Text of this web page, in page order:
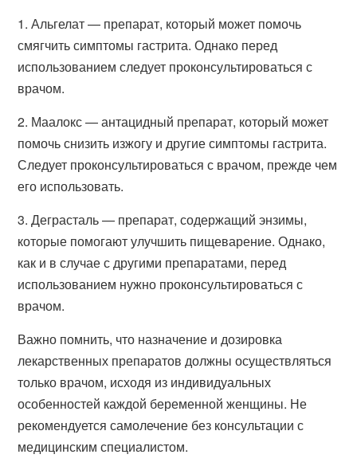
1. Альгелат — препарат, который может помочь
смягчить симптомы гастрита. Однако перед
использованием следует проконсультироваться с
врачом.
2. Маалокс — антацидный препарат, который может
помочь снизить изжогу и другие симптомы гастрита.
Следует проконсультироваться с врачом, прежде чем
его использовать.
3. Деграсталь — препарат, содержащий энзимы,
которые помогают улучшить пищеварение. Однако,
как и в случае с другими препаратами, перед
использованием нужно проконсультироваться с
врачом.
Важно помнить, что назначение и дозировка
лекарственных препаратов должны осуществляться
только врачом, исходя из индивидуальных
особенностей каждой беременной женщины. Не
рекомендуется самолечение без консультации с
медицинским специалистом.